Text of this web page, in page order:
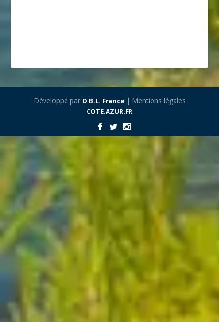
Développé par D.B.L. France| Mentions légales
COTE.AZUR.FR